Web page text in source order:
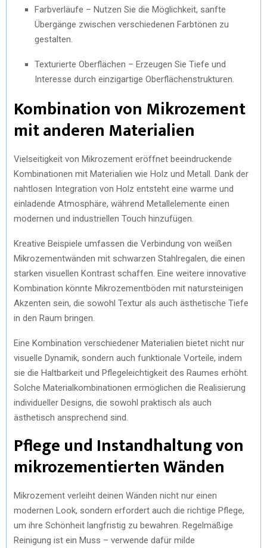
Farbverläufe – Nutzen Sie die Möglichkeit, sanfte
Übergänge zwischen verschiedenen Farbtönen zu
gestalten.
Texturierte Oberflächen – Erzeugen Sie Tiefe und
Interesse durch einzigartige Oberflächenstrukturen.
Kombination von Mikrozement
mit anderen Materialien
Vielseitigkeit von Mikrozement eröffnet beeindruckende
Kombinationen mit Materialien wie Holz und Metall. Dank der
nahtlosen Integration von Holz entsteht eine warme und
einladende Atmosphäre, während Metallelemente einen
modernen und industriellen Touch hinzufügen.
Kreative Beispiele umfassen die Verbindung von weißen
Mikrozementwänden mit schwarzen Stahlregalen, die einen
starken visuellen Kontrast schaffen. Eine weitere innovative
Kombination könnte Mikrozementböden mit natursteinigen
Akzenten sein, die sowohl Textur als auch ästhetische Tiefe
in den Raum bringen.
Eine Kombination verschiedener Materialien bietet nicht nur
visuelle Dynamik, sondern auch funktionale Vorteile, indem
sie die Haltbarkeit und Pflegeleichtigkeit des Raumes erhöht.
Solche Materialkombinationen ermöglichen die Realisierung
individueller Designs, die sowohl praktisch als auch
ästhetisch ansprechend sind.
Pflege und Instandhaltung von
mikrozementierten Wänden
Mikrozement verleiht deinen Wänden nicht nur einen
modernen Look, sondern erfordert auch die richtige Pflege,
um ihre Schönheit langfristig zu bewahren. Regelmäßige
Reinigung ist ein Muss – verwende dafür milde